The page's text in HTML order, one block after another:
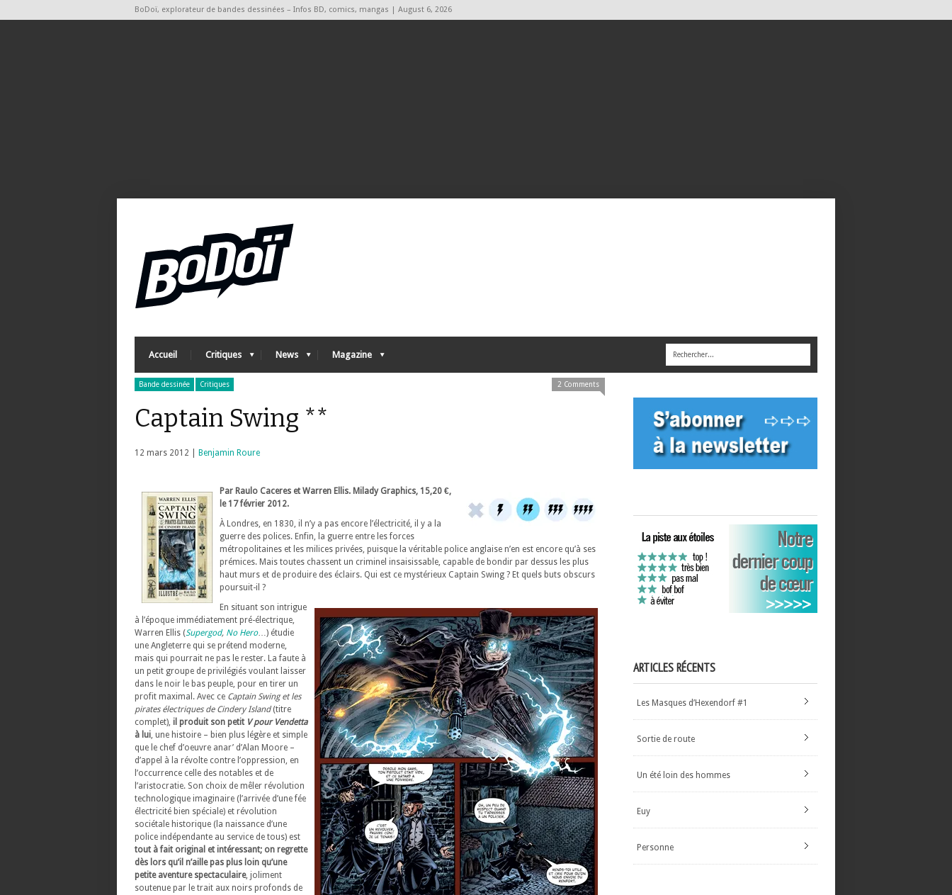
BoDoï, explorateur de bandes dessinées – Infos BD, comics, mangas | August 6, 2026
Accueil Critiques News Magazine
Bande dessinée Critiques 2 Comments
Captain Swing **
12 mars 2012 | Benjamin Roure
Par Raulo Caceres et Warren Ellis. Milady Graphics, 15,20 €,
le 17 février 2012.
À Londres, en 1830, il n’y a pas encore l’électricité, il y a la
guerre des polices. Enfin, la guerre entre les forces
métropolitaines et les milices privées, puisque la véritable police anglaise n’en est encore qu’à ses
prémices. Mais toutes chassent un criminel insaisissable, capable de bondir par dessus les plus
haut murs et de produire des éclairs. Qui est ce mystérieux Captain Swing ? Et quels buts obscurs
poursuit-il ?
En situant son intrigue
à l’époque immédiatement pré-électrique,
Warren Ellis (Supergod, No Hero…) étudie
une Angleterre qui se prétend moderne,
mais qui pourrait ne pas le rester. La faute à
un petit groupe de privilégiés voulant laisser
dans le noir le bas peuple, pour en tirer un
profit maximal. Avec ce Captain Swing et les
pirates électriques de Cindery Island(titre
complet), il produit son petit V pour Vendetta
à lui, une histoire – bien plus légère et simple
que le chef d’oeuvre anar’ d’Alan Moore –
d’appel à la révolte contre l’oppression, en
l’occurrence celle des notables et de
l’aristocratie. Son choix de mêler révolution
technologique imaginaire (l’arrivée d’une fée
électricité bien spéciale) et révolution
sociétale historique (la naissance d’une
police indépendante au service de tous) est
tout à fait original et intéressant; on regrette
dès lors qu’il n’aille pas plus loin qu’une
petite aventure spectaculaire, joliment
soutenue par le trait aux noirs profonds de
ARTICLES RÉCENTS
Les Masques d’Hexendorf #1
Sortie de route
Un été loin des hommes
Euy
Personne